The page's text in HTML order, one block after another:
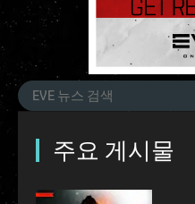
주요 게시물